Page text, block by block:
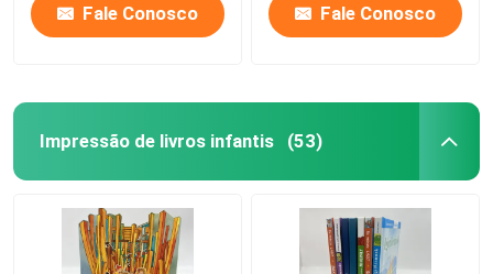
Fale Conosco Fale Conosco
Impressão de livros infantis (53)